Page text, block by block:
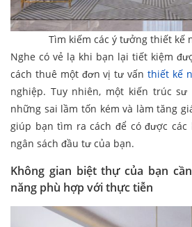
Tìm kiếm các ý tưởng thiết kế
Nghe có vẻ lạ khi bạn lại tiết kiệm
cách thuê một đơn vị tư vấn thiết kế
nghiệp. Tuy nhiên, một kiến trúc
những sai lầm tốn kém và làm tăng
giúp bạn tìm ra cách để có được
ngân sách đầu tư của bạn.
Không gian biệt thự của bạn
năng phù hợp với thực tiễn